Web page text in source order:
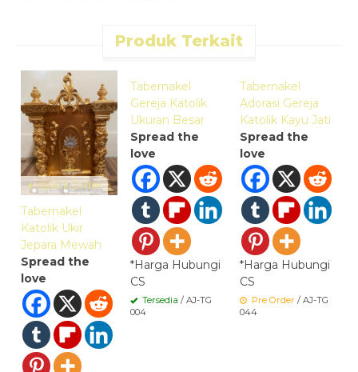
Produk Terkait
Quick Order
Tabernakel
Katolik Ukir
Jepara Mewah
Spread the
love
Tabernakel
Gereja Katolik
Ukuran Besar
Spread the
love
*Harga Hubungi
CS
Tersedia / AJ-TG
004
Tabernakel
Adorasi Gereja
Katolik Kayu Jati
Spread the
love
*Harga Hubungi
CS
Pre Order / AJ-TG
044